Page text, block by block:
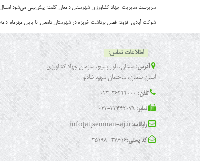
سرپرست مدیریت جهاد کشاورزی شهرستان دامغان گفت: پیش‌بینی می‌شود امسال بیش از ۳ هزار تن خربزه از مزارع شهرستان دامغان برداشت و
شوکت آبادی افزود: فصل برداشت خربزه در شهرستان دامغان تا پایان مهرماه ادامه
اطلاعات تماس:
آدرس:سمنان، بلوار بسیج، سازمان جهاد کشاورزی
استان سمنان، ساختمان شهید شادلو
تلفن: 36444000-023
نمابر: 33442079-023
رایانامه:info[at]semnan-aj.ir
کد پستی:37616 -35198